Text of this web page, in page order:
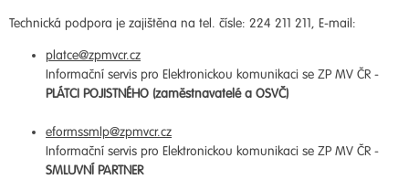
Technická podpora je zajištěna na tel. čísle: 224 211 211, E-mail:
platce@zpmvcr.cz
Informační servis pro Elektronickou komunikaci se ZP MV ČR -
PLÁTCI POJISTNÉHO (zaměstnavatelé a OSVČ)
eformssmlp@zpmvcr.cz
Informační servis pro Elektronickou komunikaci se ZP MV ČR -
SMLUVNÍ PARTNER